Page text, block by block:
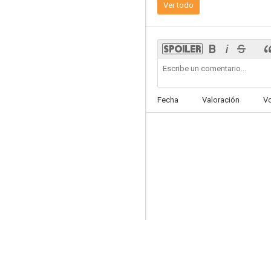
Ver todo
Fecha Valoración